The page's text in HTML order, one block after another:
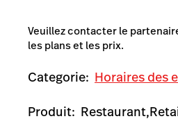
Veuillez contacter le
les plans et les prix.
Categorie: Horaires des
Produit: Restaurant,